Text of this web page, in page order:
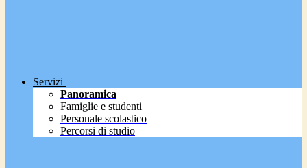
Servizi
Panoramica
Famiglie e studenti
Personale scolastico
Percorsi di studio